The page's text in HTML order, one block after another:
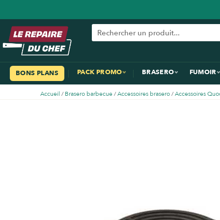
BONS PLANS PACK PROMO BRASERO FUMOIR
Accueil /Brasero barbecue/Accessoires brasero/Accessoires